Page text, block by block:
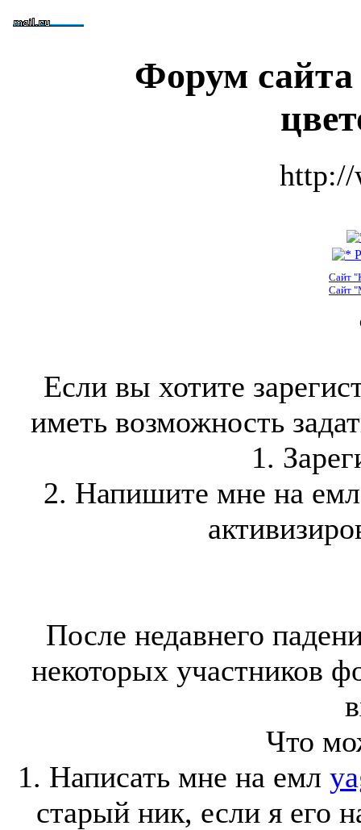
Форум
Сайт
Сайт
Если вы хотите
иметь возможность
1.
2. Напишите мне на
После недавнего
некоторых участников
Что
1. Написать мне на емл
старый ник, если я его